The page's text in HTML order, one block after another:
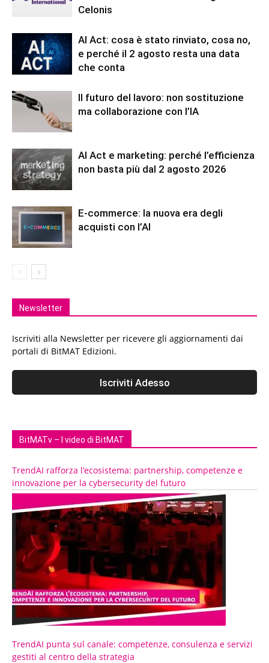
Celonis
AI Act: cosa è stato rinviato, cosa no,
e perché il 2 agosto resta una data
che conta
Il futuro del lavoro: non sostituzione
ma collaborazione con l’IA
AI Act e marketing: perché l’efficienza
non basta più dal 2 agosto 2026
E-commerce: la nuova era degli
acquisti con l’AI
Newsletter
Iscriviti alla Newsletter per ricevere gli aggiornamenti dai
portali di BitMAT Edizioni.
BitMATv – I video di BitMAT
TrendAI rafforza l’ecosistema: partnership, competenze e
innovazione per la cybersecurity del futuro
TrendAI punta sul canale: competenze, consulenza e servizi
gestiti al centro della strategia